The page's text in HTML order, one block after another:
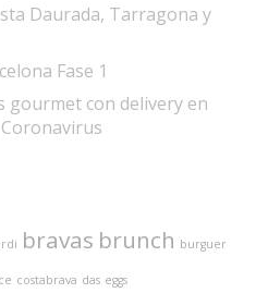
Daurada, Tarragona y
Fase 1
gourmet con delivery en
bravas brunch burguer
costabrava das eggs